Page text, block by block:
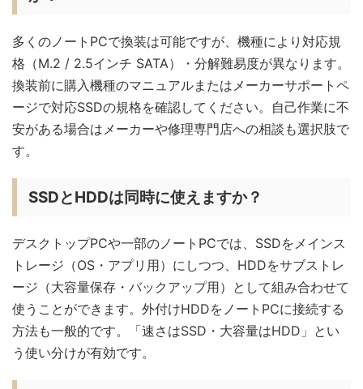
多くのノートPCで換装は可能ですが、機種により対応規
格（M.2 / 2.5インチ SATA）・分解難易度が異なります。
換装前に購入機種のマニュアルまたはメーカーサポートペ
ージで対応SSDの規格を確認してください。自己作業に不
安がある場合はメーカーや修理専門店への相談も選択肢で
す。
SSDとHDDは同時に使えますか？
デスクトップPCや一部のノートPCでは、SSDをメインス
トレージ（OS・アプリ用）にしつつ、HDDをサブストレ
ージ（大容量保存・バックアップ用）として組み合わせて
使うことができます。外付けHDDをノートPCに接続する
方法も一般的です。「速さはSSD・大容量はHDD」とい
う使い分けが有効です。